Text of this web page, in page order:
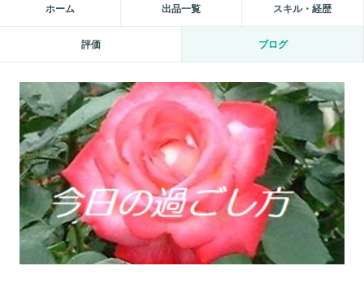
ホーム 出品一覧 スキル・経歴
評価 ブログ